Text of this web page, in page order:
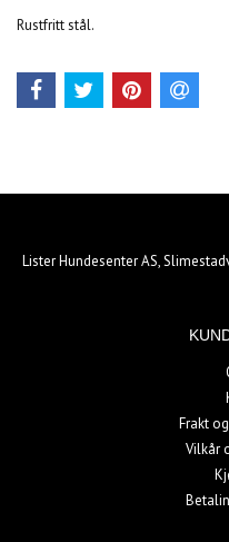
Rustfritt stål.
Lister Hundesenter AS,
Frakt
Vilkår